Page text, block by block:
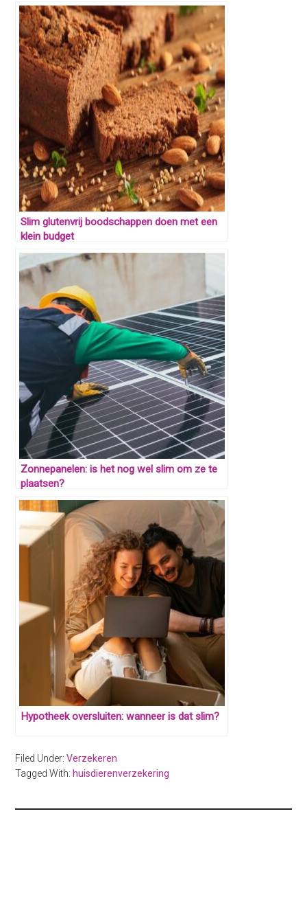
Slim glutenvrij boodschappen doen met een
klein budget
Zonnepanelen: is het nog wel slim om ze te
plaatsen?
Hypotheek oversluiten: wanneer is dat slim?
Filed Under:Verzekeren
Tagged With:huisdierenverzekering